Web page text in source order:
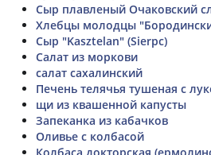
Сыр плавленый Очаковский
Хлебцы молодцы
Сыр "Kasztelan" (Sierpc)
Салат из моркови
салат сахалинский
Печень телячья тушеная с
щи из квашенной капусты
Запеканка из кабачков
Оливье с колбасой